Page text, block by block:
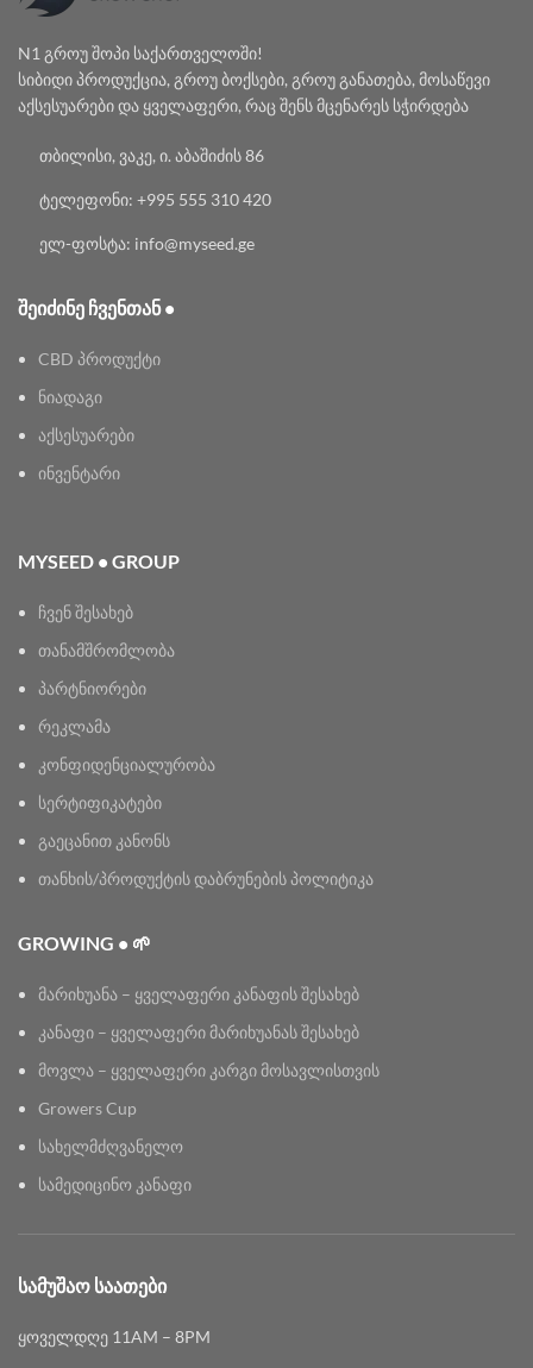
N1 გროუ შოპი საქართველოში!
სიბიდი პროდუქცია, გროუ ბოქსები, გროუ განათება, მოსაწევი
აქსესუარები და ყველაფერი, რაც შენს მცენარეს სჭირდება
თბილისი, ვაკე, ი. აბაშიძის 86
ტელეფონი: +995 555 310 420
ელ-ფოსტა: info@myseed.ge
ᲨᲔᲘᲫᲘᲜᲔ ᲩᲕᲔᲜᲗᲐᲜ •
CBD პროდუქტი
ნიადაგი
აქსესუარები
ინვენტარი
MYSEED • GROUP
ჩვენ შესახებ
თანამშრომლობა
პარტნიორები
რეკლამა
კონფიდენციალურობა
სერტიფიკატები
გაეცანით კანონს
თანხის/პროდუქტის დაბრუნების პოლიტიკა
GROWING • 🌱
მარიხუანა – ყველაფერი კანაფის შესახებ
კანაფი – ყველაფერი მარიხუანას შესახებ
მოვლა – ყველაფერი კარგი მოსავლისთვის
Growers Cup
სახელმძღვანელო
სამედიცინო კანაფი
ᲡᲐᲛᲣᲨᲐᲝ ᲡᲐᲐᲗᲔᲑᲘ
ყოველდღე 11AM – 8PM